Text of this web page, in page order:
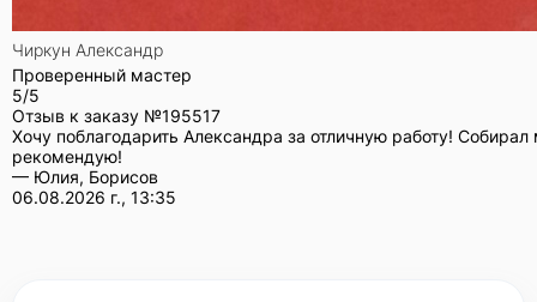
Чиркун Александр
Проверенный мастер
5/5
Отзыв к заказу №195517
Хочу поблагодарить Александра за отличную работу!
рекомендую!
— Юлия, Борисов
06.08.2026 г., 13:35